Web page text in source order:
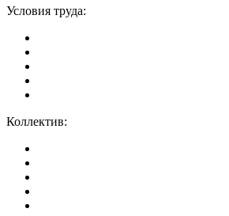
Условия труда:
Коллектив: